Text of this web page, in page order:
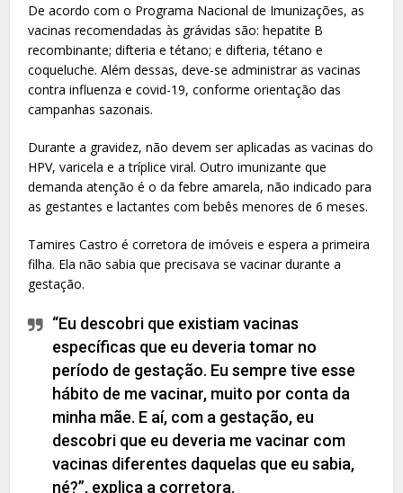
De acordo com o Programa Nacional de Imunizações, as
vacinas recomendadas às grávidas são: hepatite B
recombinante; difteria e tétano; e difteria, tétano e
coqueluche. Além dessas, deve-se administrar as vacinas
contra influenza e covid-19, conforme orientação das
campanhas sazonais.
Durante a gravidez, não devem ser aplicadas as vacinas do
HPV, varicela e a tríplice viral. Outro imunizante que
demanda atenção é o da febre amarela, não indicado para
as gestantes e lactantes com bebês menores de 6 meses.
Tamires Castro é corretora de imóveis e espera a primeira
filha. Ela não sabia que precisava se vacinar durante a
gestação.
“Eu descobri que existiam vacinas
específicas que eu deveria tomar no
período de gestação. Eu sempre tive esse
hábito de me vacinar, muito por conta da
minha mãe. E aí, com a gestação, eu
descobri que eu deveria me vacinar com
vacinas diferentes daquelas que eu sabia,
né?”, explica a corretora.